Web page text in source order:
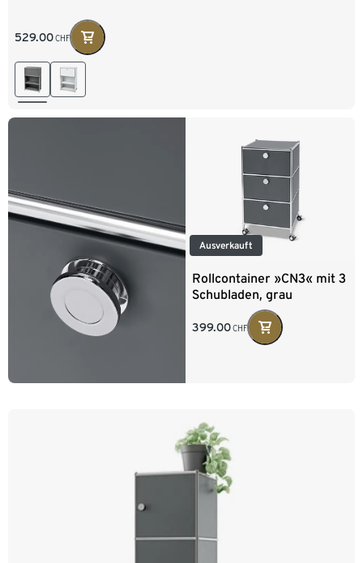
529.00CHF
Ausverkauft
Rollcontainer »CN3« mit 3
Schubladen, grau
399.00CHF